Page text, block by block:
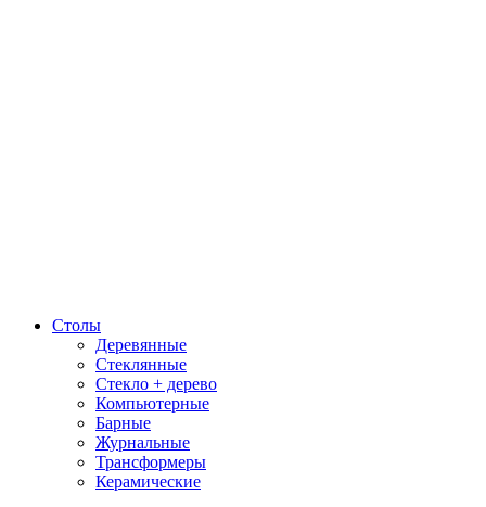
Столы
Деревянные
Стеклянные
Стекло + дерево
Компьютерные
Барные
Журнальные
Трансформеры
Керамические